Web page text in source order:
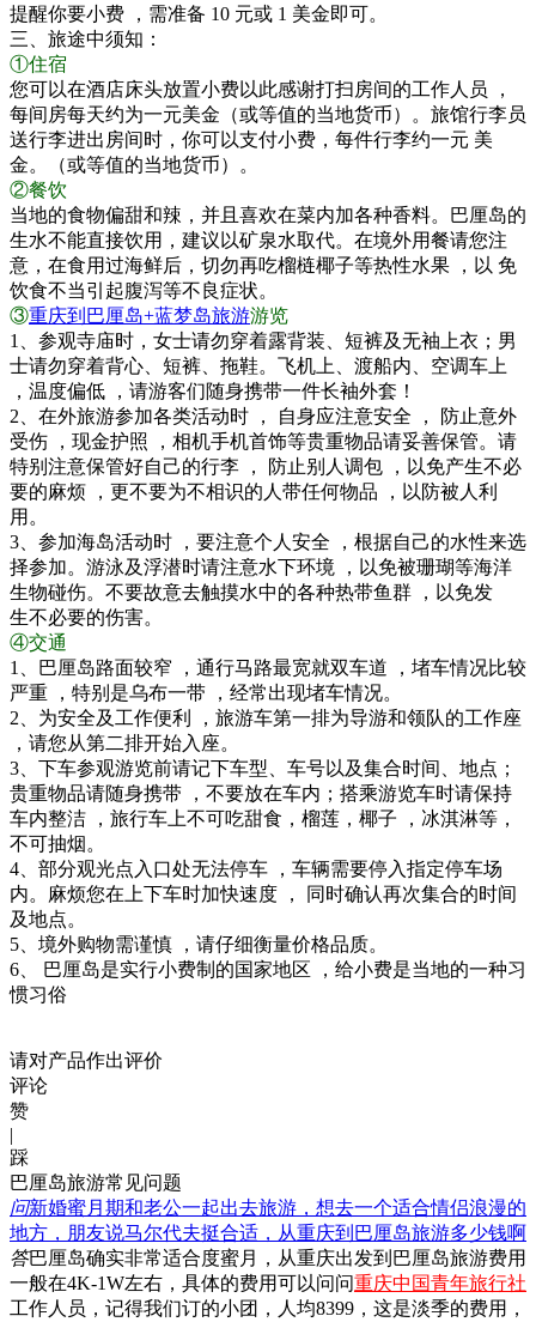
提醒你要小费 ，需准备 10 元或 1 美金即可。
三、旅途中须知：
①住宿
您可以在酒店床头放置小费以此感谢打扫房间的工作人员 ，
每间房每天约为一元美金（或等值的当地货币）。旅馆行李员
送行李进出房间时，你可以支付小费，每件行李约一元 美
金。（或等值的当地货币）。
②餐饮
当地的食物偏甜和辣，并且喜欢在菜内加各种香料。巴厘岛的
生水不能直接饮用，建议以矿泉水取代。在境外用餐请您注
意，在食用过海鲜后，切勿再吃榴梿椰子等热性水果 ，以 免
饮食不当引起腹泻等不良症状。
③重庆到巴厘岛+蓝梦岛旅游游览
1、参观寺庙时，女士请勿穿着露背装、短裤及无袖上衣；男
士请勿穿着背心、短裤、拖鞋。飞机上、渡船内、空调车上
，温度偏低 ，请游客们随身携带一件长袖外套！
2、在外旅游参加各类活动时 ， 自身应注意安全 ， 防止意外
受伤 ，现金护照 ，相机手机首饰等贵重物品请妥善保管。请
特别注意保管好自己的行李 ， 防止别人调包 ，以免产生不必
要的麻烦 ，更不要为不相识的人带任何物品 ，以防被人利
用。
3、参加海岛活动时 ，要注意个人安全 ，根据自己的水性来选
择参加。游泳及浮潜时请注意水下环境 ，以免被珊瑚等海洋
生物碰伤。不要故意去触摸水中的各种热带鱼群 ，以免发
生不必要的伤害。
④交通
1、巴厘岛路面较窄 ，通行马路最宽就双车道 ，堵车情况比较
严重 ，特别是乌布一带 ，经常出现堵车情况。
2、为安全及工作便利 ，旅游车第一排为导游和领队的工作座
，请您从第二排开始入座。
3、下车参观游览前请记下车型、车号以及集合时间、地点；
贵重物品请随身携带 ，不要放在车内；搭乘游览车时请保持
车内整洁 ，旅行车上不可吃甜食，榴莲，椰子 ，冰淇淋等，
不可抽烟。
4、部分观光点入口处无法停车 ，车辆需要停入指定停车场
内。麻烦您在上下车时加快速度 ， 同时确认再次集合的时间
及地点。
5、境外购物需谨慎 ，请仔细衡量价格品质。
6、 巴厘岛是实行小费制的国家地区 ，给小费是当地的一种习
惯习俗
请对产品作出评价
评论
赞
|
踩
巴厘岛旅游常见问题
问新婚蜜月期和老公一起出去旅游，想去一个适合情侣浪漫的
地方，朋友说马尔代夫挺合适，从重庆到巴厘岛旅游多少钱啊
答巴厘岛确实非常适合度蜜月，从重庆出发到巴厘岛旅游费用
一般在4K-1W左右，具体的费用可以问问重庆中国青年旅行社
工作人员，记得我们订的小团，人均8399，这是淡季的费用，